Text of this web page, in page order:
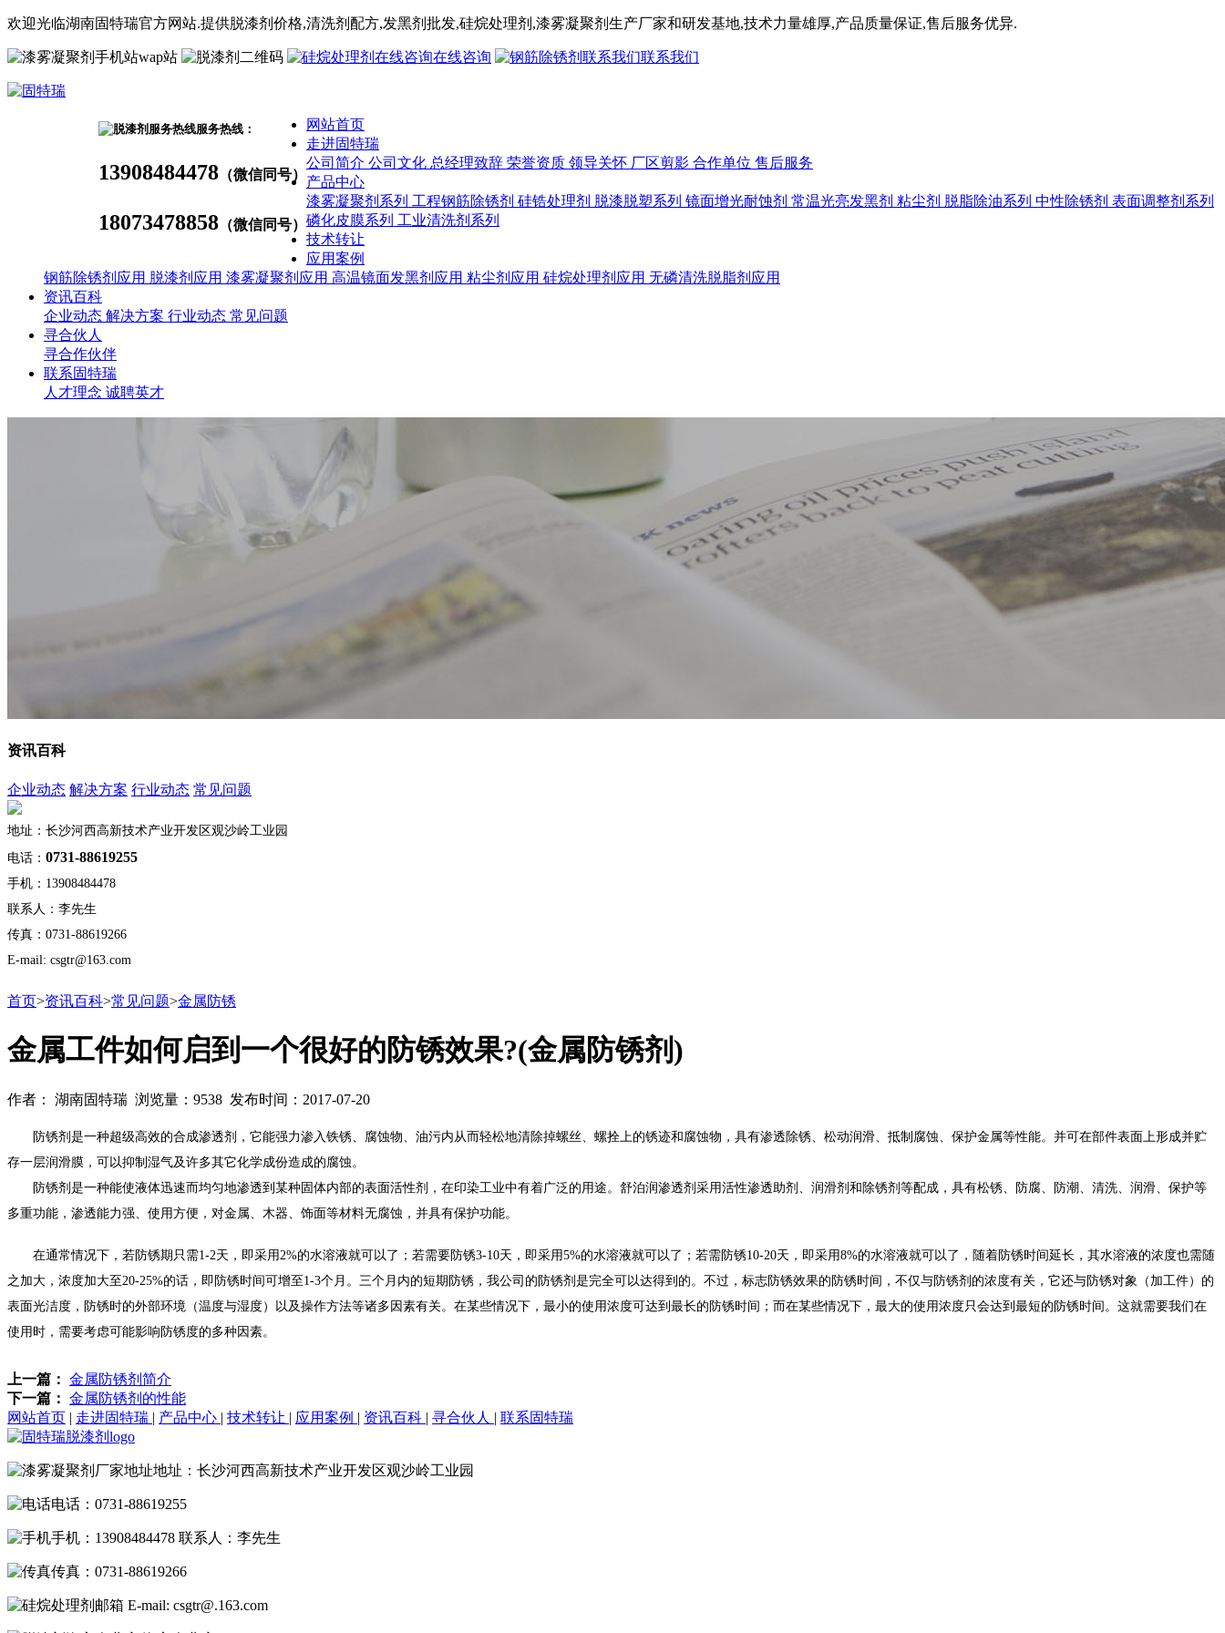
欢迎光临湖南固特瑞官方网站.提供脱漆剂价格,清洗剂 配方,发黑剂 批发,硅烷处理剂 ,漆雾凝聚剂 生产厂家和研发基地,技术力量雄厚,产品质量保证,售后服务优异.
wap站 在线咨询 联系我们
服务热线：
13908484478 （微信同号）
18073478858 （微信同号）
网站首页
走进固特瑞
公司简介 公司文化 总经理致辞 荣誉资质 领导关怀 厂区剪影 合作单位 售后服务
产品中心
漆雾凝聚剂系列 工程钢筋除锈剂 硅锆处理剂 脱漆脱塑系列 镜面增光耐蚀剂 常温光亮发黑剂 粘尘剂 脱脂除油系列 中性除锈剂 表面调整剂系列
磷化皮膜系列 工业清洗剂系列
技术转让
应用案例
钢筋除锈剂应用 脱漆剂应用 漆雾凝聚剂应用 高温镜面发黑剂应用 粘尘剂应用 硅烷处理剂应用 无磷清洗脱脂剂应用
资讯百科
企业动态 解决方案 行业动态 常见问题
寻合伙人
寻合作伙伴
联系固特瑞
人才理念 诚聘英才
资讯百科
企业动态 解决方案 行业动态 常见问题
地址：长沙河西高新技术产业开发区观沙岭工业园
电话： 0731-88619255
手机：13908484478
联系人：李先生
传真：0731-88619266
E-mail: csgtr@163.com
首页>资讯百科>常见问题>金属防锈
金属工件如何启到一个很好的防锈效果?(金属防锈剂)
作者： 湖南固特瑞 浏览量：9538 发布时间：2017-07-20
防锈剂是一种超级高效的合成渗透剂，它能强力渗入铁锈、腐蚀物、油污内从而轻松地清除掉螺丝、螺拴上的锈迹和腐蚀物，具有渗透除锈、松动润滑、抵制腐蚀、保护金属等性能。并可在部件表面上形成并贮
存一层润滑膜，可以抑制湿气及许多其它化学成份造成的腐蚀。
防锈剂是一种能使液体迅速而均匀地渗透到某种固体内部的表面活性剂，在印染工业中有着广泛的用途。舒泊润渗透剂采用活性渗透助剂、润滑剂和除锈剂等配成，具有松锈、防腐、防潮、清洗、润滑、保护等
多重功能，渗透能力强、使用方便，对金属、木器、饰面等材料无腐蚀，并具有保护功能。
在通常情况下，若防锈期只需1-2天，即采用2%的水溶液就可以了；若需要防锈3-10天，即采用5%的水溶液就可以了；若需防锈10-20天，即采用8%的水溶液就可以了，随着防锈时间延长，其水溶液的浓度也需随
之加大，浓度加大至20-25%的话，即防锈时间可增至1-3个月。三个月内的短期防锈，我公司的防锈剂是完全可以达得到的。不过，标志防锈效果的防锈时间，不仅与防锈剂的浓度有关，它还与防锈对象（加工件）的
表面光洁度，防锈时的外部环境（温度与湿度）以及操作方法等诸多因素有关。在某些情况下，最小的使用浓度可达到最长的防锈时间；而在某些情况下，最大的使用浓度只会达到最短的防锈时间。这就需要我们在
使用时，需要考虑可能影响防锈度的多种因素。
上一篇： 金属防锈剂简介
下一篇： 金属防锈剂的性能
网站首页 | 走进固特瑞 | 产品中心 | 技术转让 | 应用案例 | 资讯百科 | 寻合伙人 | 联系固特瑞
地址：长沙河西高新技术产业开发区观沙岭工业园
电话：0731-88619255
手机：13908484478 联系人：李先生
传真：0731-88619266
E-mail: csgtr@.163.com